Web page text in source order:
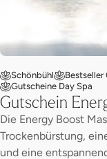
Schönbühl
Bestseller
Gutscheine Day Spa
Gutschein
Die Energy Boost
Trockenbürstung,
und eine